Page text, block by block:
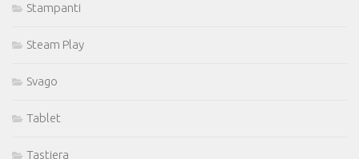
Stampanti
Steam Play
Svago
Tablet
Tastiera